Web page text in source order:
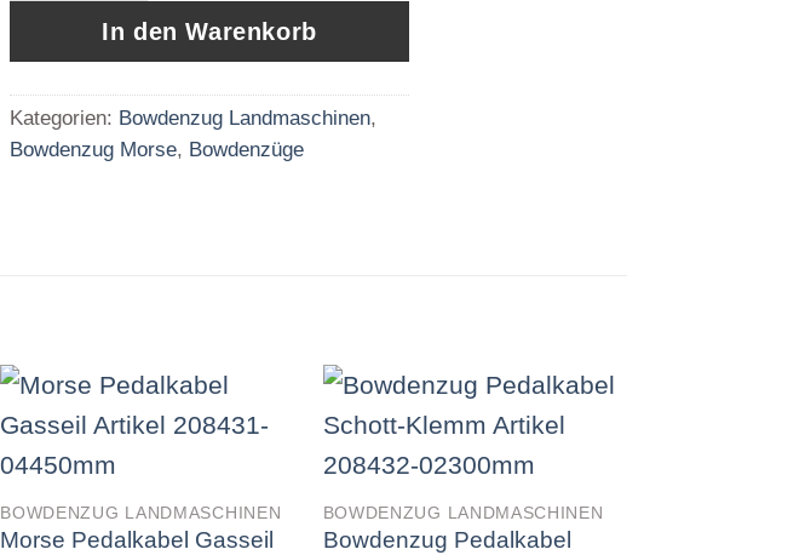
In den Warenkorb
Kategorien: Bowdenzug Landmaschinen,
Bowdenzug Morse, Bowdenzüge
BOWDENZUG LANDMASCHINEN
Morse Pedalkabel Gasseil
BOWDENZUG LANDMASCHINEN
Bowdenzug Pedalkabel